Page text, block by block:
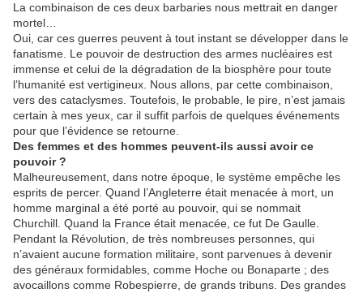
La combinaison de ces deux barbaries nous mettrait en danger
mortel…
Oui, car ces guerres peuvent à tout instant se développer dans le
fanatisme. Le pouvoir de destruction des armes nucléaires est
immense et celui de la dégradation de la biosphère pour toute
l’humanité est vertigineux. Nous allons, par cette combinaison,
vers des cataclysmes. Toutefois, le probable, le pire, n’est jamais
certain à mes yeux, car il suffit parfois de quelques événements
pour que l’évidence se retourne.
Des femmes et des hommes peuvent-ils aussi avoir ce
pouvoir ?
Malheureusement, dans notre époque, le système empêche les
esprits de percer. Quand l’Angleterre était menacée à mort, un
homme marginal a été porté au pouvoir, qui se nommait
Churchill. Quand la France était menacée, ce fut De Gaulle.
Pendant la Révolution, de très nombreuses personnes, qui
n’avaient aucune formation militaire, sont parvenues à devenir
des généraux formidables, comme Hoche ou Bonaparte ; des
avocaillons comme Robespierre, de grands tribuns. Des grandes